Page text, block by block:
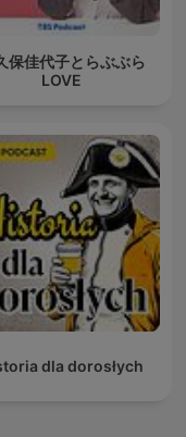
保佳代子とらぶぶら
LOVE
dla dorosłych